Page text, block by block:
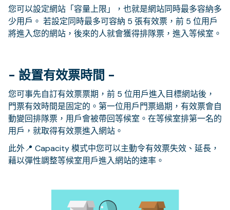
您可以設定網站「容量上限」，也就是網站同時最多容納多
少用戶。 若設定同時最多可容納 5 張有效票，前 5 位用戶
將進入您的網站，後來的人就會獲得排隊票，進入等候室。
- 設置有效票時間 -
您可事先自訂有效票票期，前 5 位用戶進入目標網站後，
門票有效時間是固定的。第一位用戶門票過期，有效票會自
動變回排隊票，用戶會被帶回等候室。在等候室排第一名的
用戶，就取得有效票進入網站。
此外📍 Capacity 模式中您可以主動令有效票失效、延長，
藉以彈性調整等候室用戶進入網站的速率。